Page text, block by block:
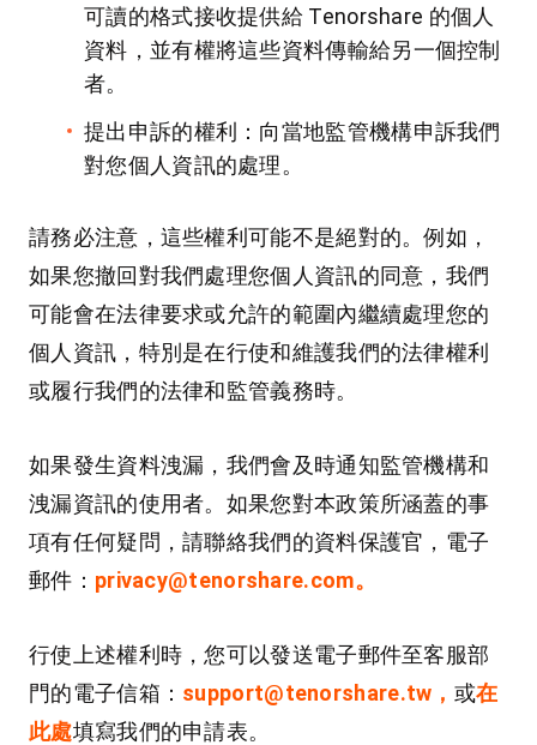
可讀的格式接收提供給 Tenorshare 的個人
資料，並有權將這些資料傳輸給另一個控制
者。
提出申訴的權利：向當地監管機構申訴我們
對您個人資訊的處理。
請務必注意，這些權利可能不是絕對的。例如，
如果您撤回對我們處理您個人資訊的同意，我們
可能會在法律要求或允許的範圍內繼續處理您的
個人資訊，特別是在行使和維護我們的法律權利
或履行我們的法律和監管義務時。
如果發生資料洩漏，我們會及時通知監管機構和
洩漏資訊的使用者。如果您對本政策所涵蓋的事
項有任何疑問，請聯絡我們的資料保護官，電子
郵件： privacy@tenorshare.com。
行使上述權利時，您可以發送電子郵件至客服部
門的電子信箱： support@tenorshare.tw， 或在
此處填寫我們的申請表。